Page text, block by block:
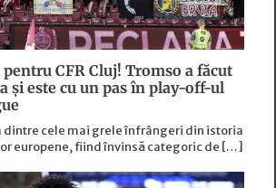
CFR Cluj! Tromso a făcut
și este cu un pas în play-off-ul
dintre cele mai grele înfrângeri din istoria
europene, fiind învinsă categoric de […]